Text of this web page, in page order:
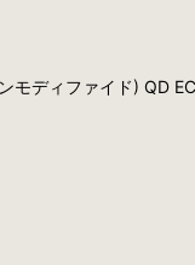
ディファイド) QD